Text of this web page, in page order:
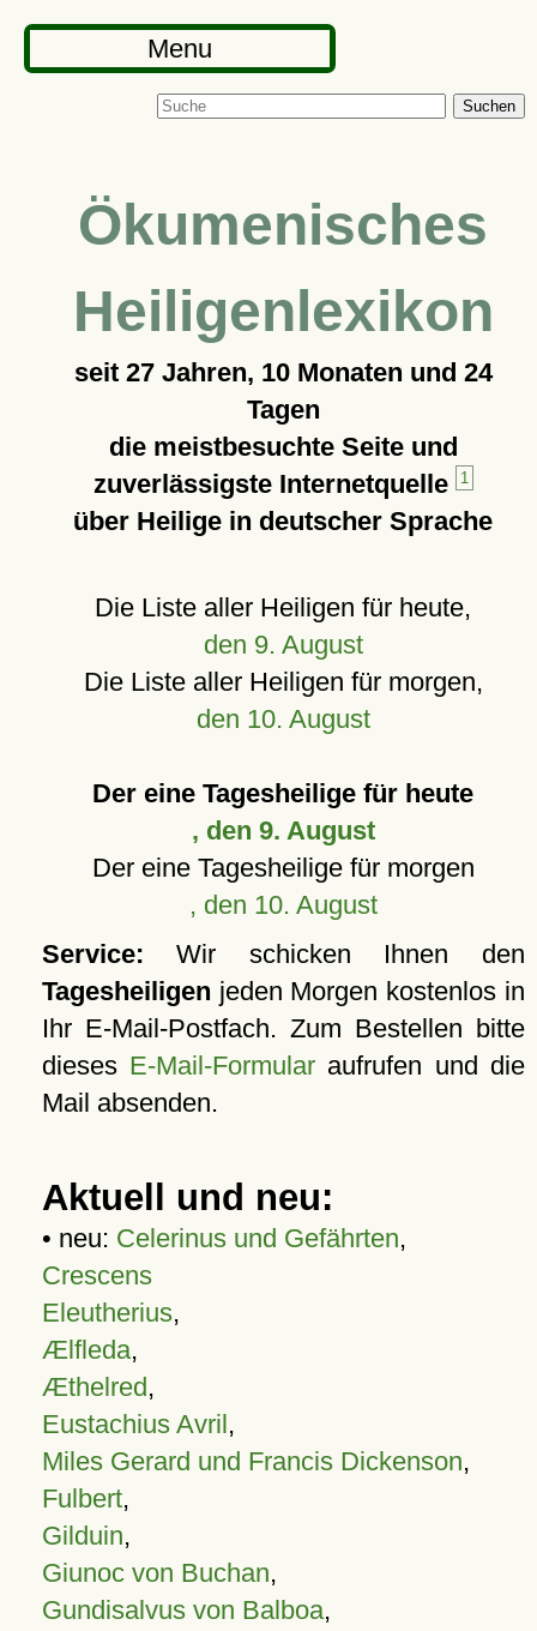
Menu
Suchen
Ökumenisches
Heiligenlexikon
seit 27 Jahren, 10 Monaten und 24
Tagen
die meistbesuchte Seite und
zuverlässigste Internetquelle
1
über Heilige in deutscher Sprache
Die Liste aller Heiligen für heute,
den 9. August
Die Liste aller Heiligen für morgen,
den 10. August
Der eine Tagesheilige für heute
, den 9. August
Der eine Tagesheilige für morgen
, den 10. August
Service: Wir schicken Ihnen den
Tagesheiligen jeden Morgen kostenlos in
Ihr E-Mail-Postfach. Zum Bestellen bitte
dieses E-Mail-Formular aufrufen und die
Mail absenden.
Aktuell und neu:
• neu: Celerinus und Gefährten,
Crescens
Eleutherius,
Ælfleda,
Æthelred,
Eustachius Avril,
Miles Gerard und Francis Dickenson,
Fulbert,
Gilduin,
Giunoc von Buchan,
Gundisalvus von Balboa,